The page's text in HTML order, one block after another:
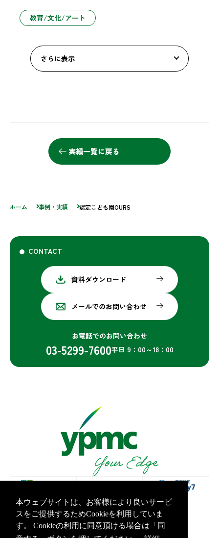
教育/文化/アート
さらに表示
実績一覧に戻る
ホーム 事例・実績 認定こども園OURS
CONTACT
資料ダウンロード
メールでのお問い合わせ
お電話でのお問い合わせ
03-5299-7600平日 9：00～18：00
プライバシーポリシー 情報セキュリティ基本方針
本ウェブサイトは、お客様により良いサービ
スをご提供するためCookieを利用していま
す。 Cookieの利用に同意頂ける場合は「同